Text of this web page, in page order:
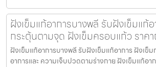
ฝังเข็มแก้อาการบางพลี รับฝังเข็มแก้
กระตุ้นตามจุด ฝังเข็มครอบแก้ว ราค
ฝังเข็มแก้อาการบางพลี รับฝังเข็มแก้อาการ ฝังเข็
อาการและ ความเจ็บปวดตามร่างกาย ฝังเข็มแก้อา